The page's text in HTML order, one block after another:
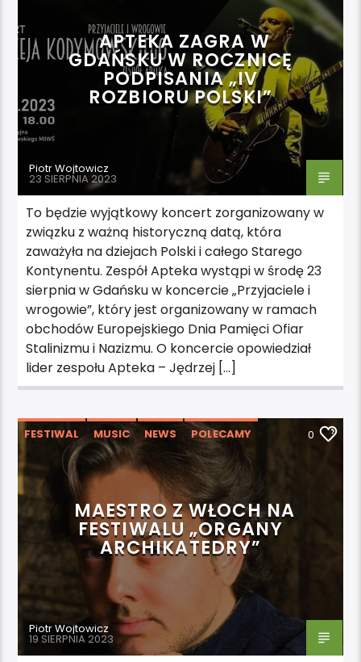
APTEKA ZAGRA W
GDAŃSKU W ROCZNICĘ
PODPISANIA „IV
ROZBIORU POLSKI”
Piotr Wojtowicz
23 SIERPNIA 2023
To będzie wyjątkowy koncert zorganizowany w
związku z ważną historyczną datą, która
zaważyła na dziejach Polski i całego Starego
Kontynentu. Zespół Apteka wystąpi w środę 23
sierpnia w Gdańsku w koncercie „Przyjaciele i
wrogowie”, który jest organizowany w ramach
obchodów Europejskiego Dnia Pamięci Ofiar
Stalinizmu i Nazizmu. O koncercie opowiedział
lider zespołu Apteka – Jędrzej […]
FESTIWAL MUSIC NEWS
POLECAMY
WYDARZENIA
0
MAESTRO Z WŁOCH NA
FESTIWALU „ORGANY
ARCHIKATEDRY”
Piotr Wojtowicz
19 SIERPNIA 2023